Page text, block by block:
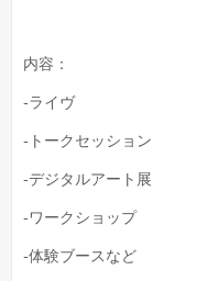
内容：
-ライヴ
-トークセッション
-デジタルアート展
-ワークショップ
-体験ブースなど